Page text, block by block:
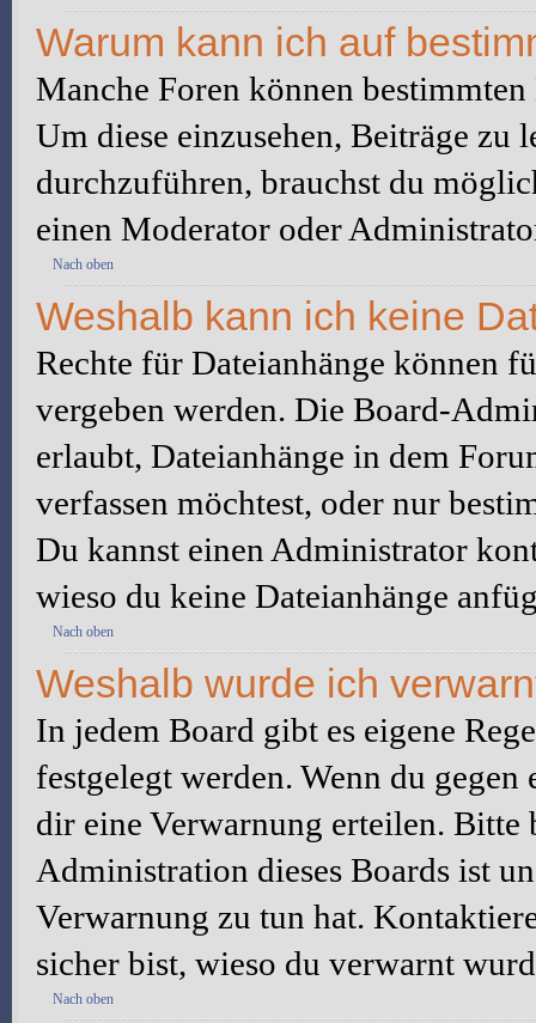
Warum kann ich auf
Manche Foren können
Um diese einzusehen, Beiträge zu
durchzuführen, brauchst du
einen Moderator oder
Nach oben
Weshalb kann ich keine
Rechte für Dateianhänge können
vergeben werden. Die Board-
erlaubt, Dateianhänge in dem
verfassen möchtest, oder nur
Du kannst einen Administrator
wieso du keine Dateianhänge
Nach oben
Weshalb wurde ich
In jedem Board gibt es eigene
festgelegt werden. Wenn du
dir eine Verwarnung erteilen. Bitte
Administration dieses Boards ist
Verwarnung zu tun hat.
sicher bist, wieso du verwarnt
Nach oben